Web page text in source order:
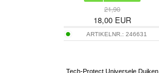
21,90
18,00 EUR
ARTIKELNR.:246631
Tech-Protect Universele Duiken